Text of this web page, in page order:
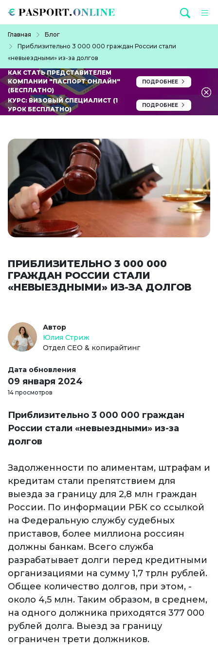
Главная
Блог
Приблизительно 3 000 000 граждан России стали
«невыездными» из-за долгов
КАК СТАТЬ ПРЕДСТАВИТЕЛЕМ
КОМПАНИИ "ПАСПОРТ ОНЛАЙН"
(БЕСПЛАТНО)
ПОДРОБНЕЕ
КУРС: ВИЗОВЫЙ СПЕЦИАЛИСТ (1
УРОК БЕСПЛАТНО)
ПОДРОБНЕЕ
ПРИБЛИЗИТЕЛЬНО 3 000 000
ГРАЖДАН РОССИИ СТАЛИ
«НЕВЫЕЗДНЫМИ» ИЗ-ЗА ДОЛГОВ
Автор
Юлия Стриж
Отдел СЕО & копирайтинг
Дата обновления
09 января 2024
14 просмотров
Приблизительно 3 000 000 граждан
России стали «невыездными» из-за
долгов
Задолженности по алиментам, штрафам и
кредитам стали препятствием для
выезда за границу для 2,8 млн граждан
России. По информации РБК со ссылкой
на Федеральную службу судебных
приставов, более миллиона россиян
должны банкам. Всего служба
разрабатывает долги перед кредитными
организациями на сумму 1,7 трлн рублей.
Общее количество долгов, при этом, -
около 4,5 млн. Таким образом, в среднем,
на одного должника приходятся 377 000
рублей долга. Выезд за границу
ограничен трети должников.